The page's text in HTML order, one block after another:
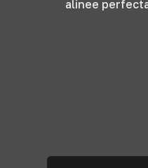
alinee